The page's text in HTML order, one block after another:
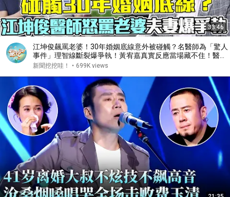
33:46
江坤俊飆罵老婆！30年婚姻底線意外被碰觸？名醫師為「驚人
事件」理智線斷裂爆爭執！黃宥嘉真實反應當場藏不住！醫師
娘到底有多難當？【新聞挖挖哇】每周精選
新聞挖挖哇！ • 699K views